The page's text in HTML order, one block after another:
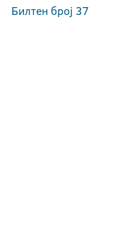
Билтен број 37